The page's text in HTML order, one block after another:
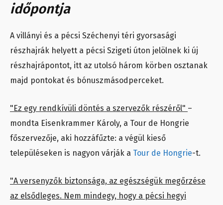
időpontja
A villányi és a pécsi Széchenyi téri gyorsasági
részhajrák helyett a pécsi Szigeti úton jelölnek ki új
részhajrápontot, itt az utolsó három körben osztanak
majd pontokat és bónuszmásodperceket.
"Ez egy rendkívüli döntés a szervezők részéről" –
mondta Eisenkrammer Károly, a Tour de Hongrie
főszervezője, aki hozzáfűzte: a végül kieső
településeken is nagyon várják a Tour de Hongrie-t.
"A versenyzők biztonsága, az egészségük megőrzése
az elsődleges. Nem mindegy, hogy a pécsi hegyi